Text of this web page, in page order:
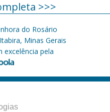
>>>
do Rosário
Minas Gerais
excelência pela